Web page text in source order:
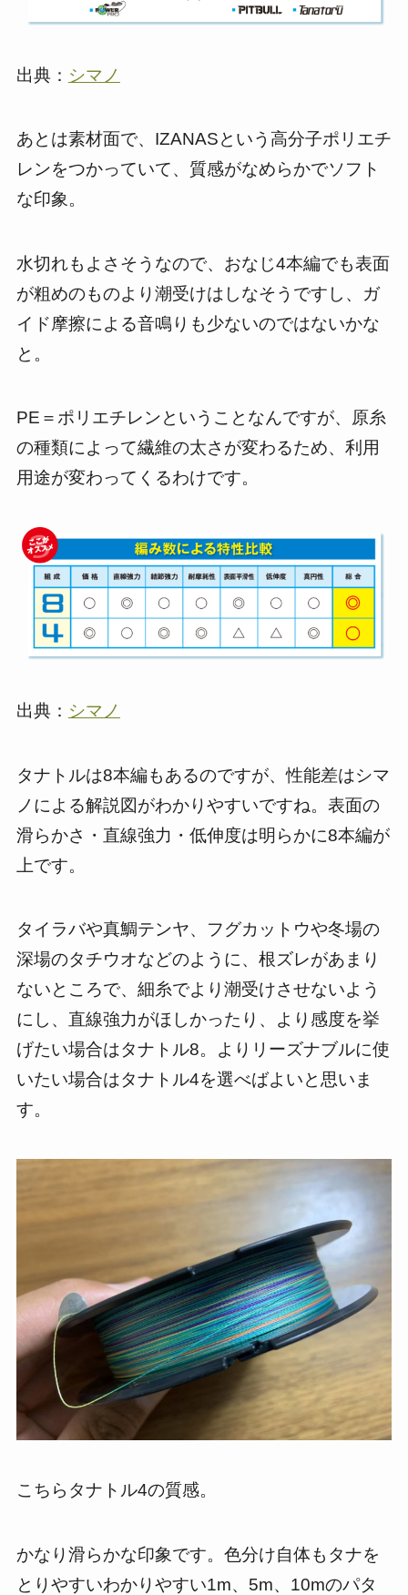
出典： シマノ
あとは素材面で、IZANASという高分子ポリエチ
レンをつかっていて、質感がなめらかでソフト
な印象。
水切れもよさそうなので、おなじ4本編でも表面
が粗めのものより潮受けはしなそうですし、ガ
イド摩擦による音鳴りも少ないのではないかな
と。
PE＝ポリエチレンということなんですが、原糸
の種類によって繊維の太さが変わるため、利用
用途が変わってくるわけです。
出典： シマノ
タナトルは8本編もあるのですが、性能差はシマ
ノによる解説図がわかりやすいですね。表面の
滑らかさ・直線強力・低伸度は明らかに8本編が
上です。
タイラバや真鯛テンヤ、フグカットウや冬場の
深場のタチウオなどのように、根ズレがあまり
ないところで、細糸でより潮受けさせないよう
にし、直線強力がほしかったり、より感度を挙
げたい場合はタナトル8。よりリーズナブルに使
いたい場合はタナトル4を選べばよいと思いま
す。
こちらタナトル4の質感。
かなり滑らかな印象です。色分け自体もタナを
とりやすいわかりやすい1m、5m、10mのパタ